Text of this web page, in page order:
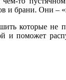
и брани. Они –
которые не
и поможет